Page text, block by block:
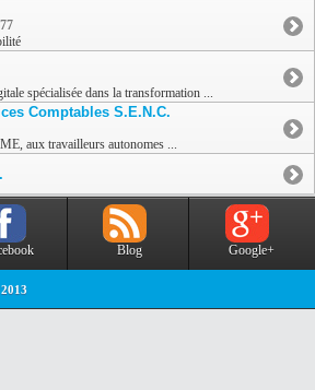
spécialisée dans la transformation ...
Comptables S.E.N.C.
aux travailleurs autonomes ...
Blog Google+